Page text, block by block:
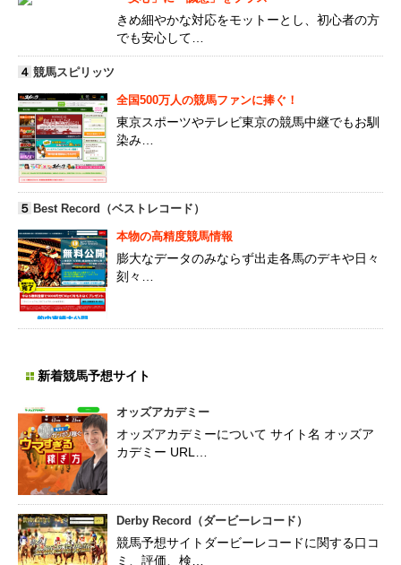
きめ細やかな対応をモットーとし、初心者の方
でも安心して…
４ 競馬スピリッツ
全国500万人の競馬ファンに捧ぐ！
東京スポーツやテレビ東京の競馬中継でもお馴
染み…
５ Best Record（ベストレコード）
本物の高精度競馬情報
膨大なデータのみならず出走各馬のデキや日々
刻々…
新着競馬予想サイト
オッズアカデミー
オッズアカデミーについて サイト名 オッズア
カデミー URL…
Derby Record（ダービーレコード）
競馬予想サイトダービーレコードに関する口コ
ミ、評価、検…